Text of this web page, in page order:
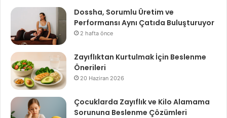
Dossha, Sorumlu Üretim ve
Performansı Aynı Çatıda Buluşturuyor
2 hafta önce
Zayıflıktan Kurtulmak İçin Beslenme
Önerileri
20 Haziran 2026
Çocuklarda Zayıflık ve Kilo Alamama
Sorununa Beslenme Çözümleri